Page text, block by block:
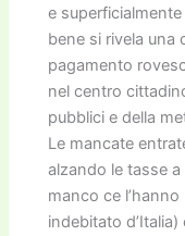
e
bene si rivela una
pagamento
nel centro
pubblici e della
Le mancate
alzando le tasse a
manco ce
indebitato